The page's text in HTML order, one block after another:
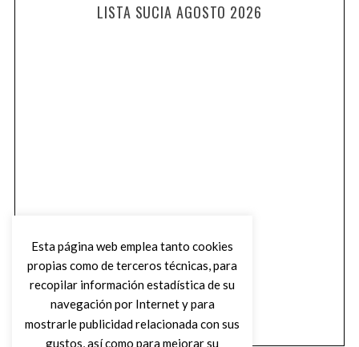
LISTA SUCIA AGOSTO 2026
Esta página web emplea tanto cookies
propias como de terceros técnicas, para
recopilar información estadística de su
navegación por Internet y para
mostrarle publicidad relacionada con sus
gustos, así como para mejorar su